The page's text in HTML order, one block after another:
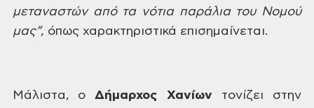
μεταναστώναπό τα νότια παράλια του Νομού
μας”, όπως χαρακτηριστικά επισημαίνεται.
Μάλιστα, οΔήμαρχος Χανίων τονίζει στην